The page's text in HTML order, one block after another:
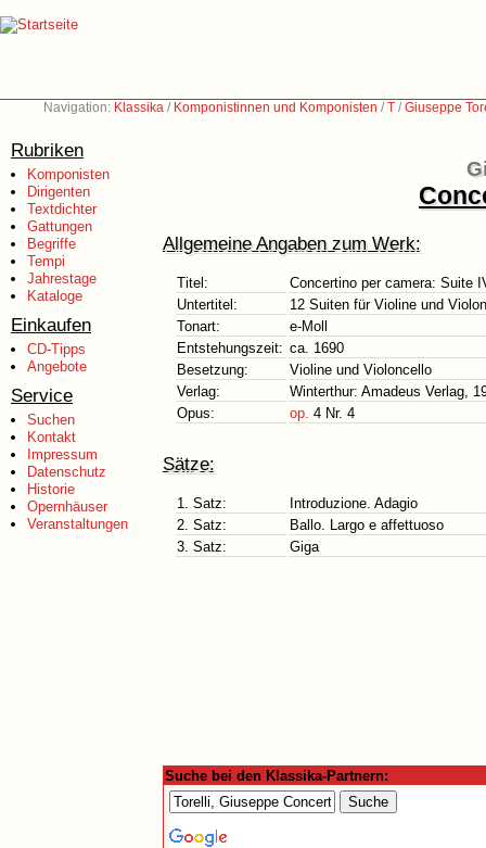
Navigation: Klassika / Komponistinnen und Komponisten /T /Giuseppe
Rubriken
Komponisten
Dirigenten
Textdichter
Gattungen
Begriffe
Tempi
Jahrestage
Kataloge
Einkaufen
CD-Tipps
Angebote
Service
Suchen
Kontakt
Impressum
Datenschutz
Historie
Opernhäuser
Veranstaltungen
Allgemeine Angaben zum Werk:
Titel:
Concertino per camera: Suite
Untertitel:
12 Suiten für Violine und
Tonart:
e-Moll
Entstehungszeit: ca. 1690
Besetzung:
Violine und Violoncello
Verlag:
Winterthur: Amadeus Verlag,
Opus:
op. 4 Nr. 4
Sätze:
1. Satz:
Introduzione. Adagio
2. Satz:
Ballo. Largo e affettuoso
3. Satz:
Giga
Suche bei den Klassika-Partnern: